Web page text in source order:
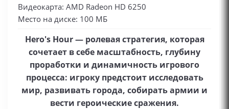
Видеокарта: AMD Radeon HD 6250
Место на диске: 100 МБ
Hero's Hour — ролевая стратегия, которая
сочетает в себе масштабность, глубину
проработки и динамичность игрового
процесса: игроку предстоит исследовать
мир, развивать города, собирать армии и
вести героические сражения.